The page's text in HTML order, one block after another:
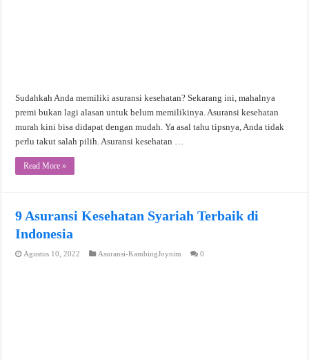
Sudahkah Anda memiliki asuransi kesehatan? Sekarang ini, mahalnya
premi bukan lagi alasan untuk belum memilikinya. Asuransi kesehatan
murah kini bisa didapat dengan mudah. Ya asal tahu tipsnya, Anda tidak
perlu takut salah pilih. Asuransi kesehatan …
Read More »
9 Asuransi Kesehatan Syariah Terbaik di
Indonesia
Agustus 10, 2022 Asuransi-KambingJoynim 0